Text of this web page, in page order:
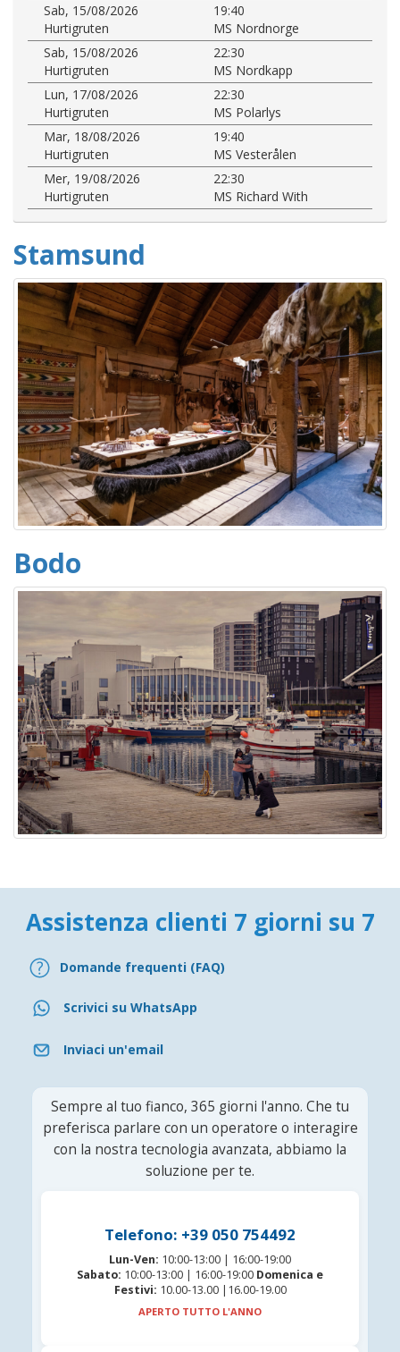
Sab, 15/08/2026
19:40
Hurtigruten
MS Nordnorge
Sab, 15/08/2026
22:30
Hurtigruten
MS Nordkapp
Lun, 17/08/2026
22:30
Hurtigruten
MS Polarlys
Mar, 18/08/2026
19:40
Hurtigruten
MS Vesterålen
Mer, 19/08/2026
22:30
Hurtigruten
MS Richard With
Stamsund
Bodo
Assistenza clienti 7 giorni su 7
Domande frequenti (FAQ)
Scrivici su WhatsApp
Inviaci un'email
Sempre al tuo fianco, 365 giorni l'anno. Che tu
preferisca parlare con un operatore o interagire
con la nostra tecnologia avanzata, abbiamo la
soluzione per te.
Telefono: +39 050 754492
Lun-Ven: 10:00-13:00 | 16:00-19:00
Sabato: 10:00-13:00 | 16:00-19:00 Domenica e
Festivi: 10.00-13.00 |16.00-19.00
APERTO TUTTO L'ANNO